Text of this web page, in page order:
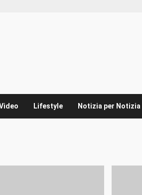
Lifestyle Notizia per Notizia